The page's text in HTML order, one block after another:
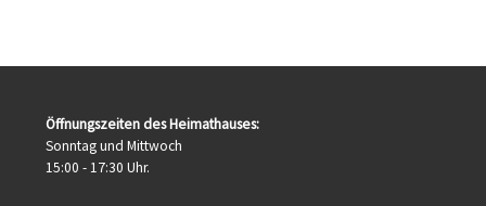
Öffnungszeiten des Heimathauses:
Sonntag und Mittwoch
15:00 - 17:30 Uhr.